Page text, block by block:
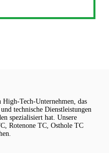
Tech-Unternehmen, das
technische Dienstleistungen
spezialisiert hat. Unsere
Rotenone TC, Osthole TC